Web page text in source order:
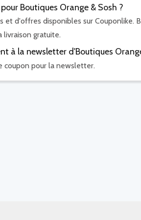
Boutiques Orange & Sosh ?
et d'offres disponibles sur Couponlike.
livraison gratuite.
à la newsletter d'Boutiques
coupon pour la newsletter.